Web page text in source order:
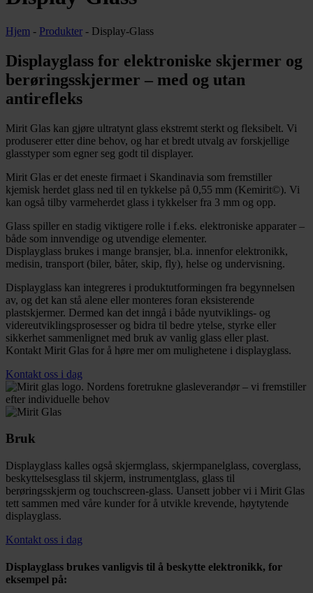
Hjem - Produkter - Display-Glass
Displayglass for elektroniske skjermer og
berøringsskjermer – med og utan
antirefleks
Mirit Glas kan gjøre ultratynt glass ekstremt sterkt og fleksibelt. Vi
produserer etter dine behov, og har et bredt utvalg av forskjellige
glasstyper som egner seg godt til displayer.
Mirit Glas er det eneste firmaet i Skandinavia som fremstiller
kjemisk herdet glass ned til en tykkelse på 0,55 mm (Kemirit©). Vi
kan også tilby varmeherdet glass i tykkelser fra 3 mm og opp.
Glass spiller en stadig viktigere rolle i f.eks. elektroniske apparater –
både som innvendige og utvendige elementer.
Displayglass brukes i mange bransjer, bl.a. innenfor elektronikk,
medisin, transport (biler, båter, skip, fly), helse og undervisning.
Displayglass kan integreres i produktutformingen fra begynnelsen
av, og det kan stå alene eller monteres foran eksisterende
plastskjermer. Dermed kan det inngå i både nyutviklings- og
videreutviklingsprosesser og bidra til bedre ytelse, styrke eller
sikkerhet sammenlignet med bruk av vanlig glass eller plast.
Kontakt Mirit Glas for å høre mer om mulighetene i displayglass.
Kontakt oss i dag
Bruk
Displayglass kalles også skjermglass, skjermpanelglass, coverglass,
beskyttelsesglass til skjerm, instrumentglass, glass til
berøringsskjerm og touchscreen-glass. Uansett jobber vi i Mirit Glas
tett sammen med våre kunder for å utvikle krevende, høytytende
displayglass.
Kontakt oss i dag
Displayglass brukes vanligvis til å beskytte elektronikk, for
eksempel på: